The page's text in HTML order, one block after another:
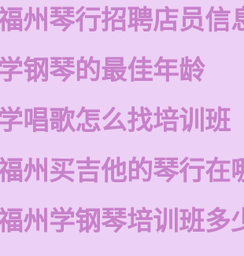
州琴行招聘店员信
钢琴的最佳年龄
唱歌怎么找培训班
州买吉他的琴行在
州学钢琴培训班多